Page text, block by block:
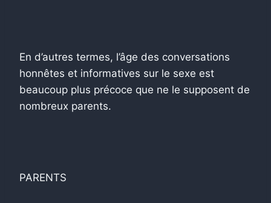
En d’autres termes, l’âge des conversations
honnêtes et informatives sur le sexe est
beaucoup plus précoce que ne le supposent de
nombreux parents.
PARENTS